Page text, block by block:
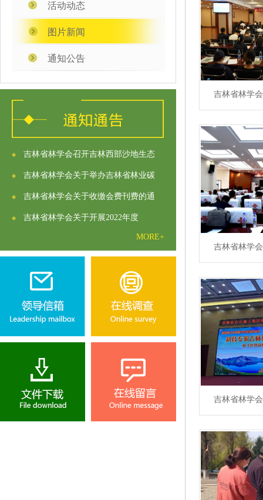
活动动态
图片新闻
通知公告
吉林省林学会召开吉林西部沙地生态
吉林省林学会关于举办吉林省林业碳
吉林省林学会关于收缴会费刊费的通
吉林省林学会关于开展2022年度
MORE+
吉林省林学
吉林省林学
吉林省林学